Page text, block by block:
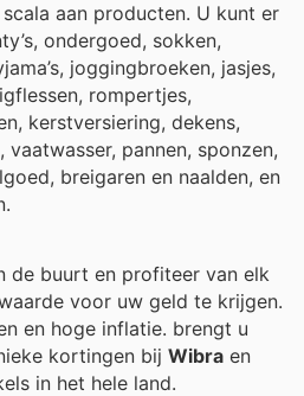
aan producten. U kunt er
ondergoed, sokken,
joggingbroeken, jasjes,
rompertjes,
kerstversiering, dekens,
pannen, sponzen,
breigaren en naalden, en
de buurt en profiteer van elk
voor uw geld te krijgen.
en hoge inflatie. brengt u
kortingen bij Wibra en
in het hele land.